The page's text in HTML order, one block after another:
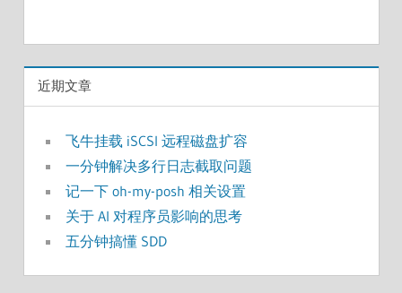
近期文章
飞牛挂载 iSCSI 远程磁盘扩容
一分钟解决多行日志截取问题
记一下 oh-my-posh 相关设置
关于 AI 对程序员影响的思考
五分钟搞懂 SDD